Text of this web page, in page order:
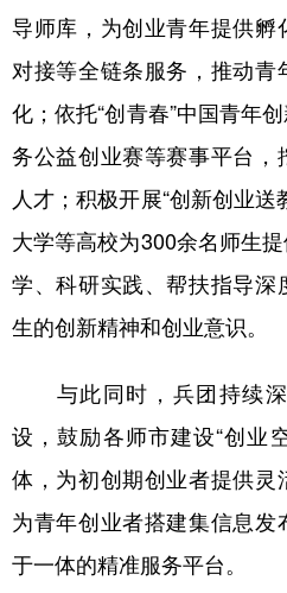
导师库，为创业青年提供
对接等全链条服务，推动
化；依托“创青春”中国青年
务公益创业赛等赛事平台
人才；积极开展“创新创业
大学等高校为300余名师生
学、科研实践、帮扶指导
生的创新精神和创业意识。
与此同时，兵团持续深
设，鼓励各师市建设“创业
体，为初创期创业者提供灵
为青年创业者搭建集信息
于一体的精准服务平台。